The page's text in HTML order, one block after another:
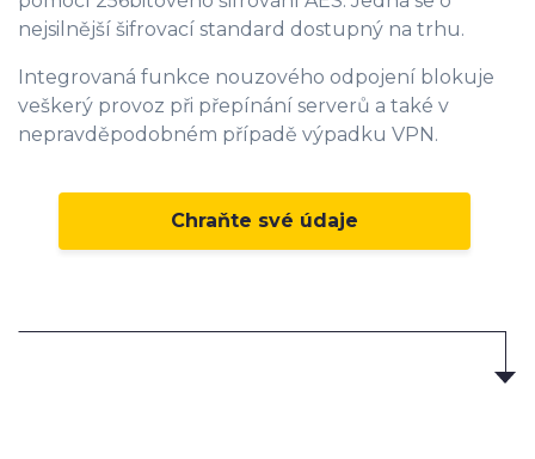
nejsilnější šifrovací standard dostupný na trhu.
Integrovaná funkce nouzového odpojení blokuje
veškerý provoz při přepínání serverů a také v
nepravděpodobném případě výpadku VPN.
Chraňte své údaje